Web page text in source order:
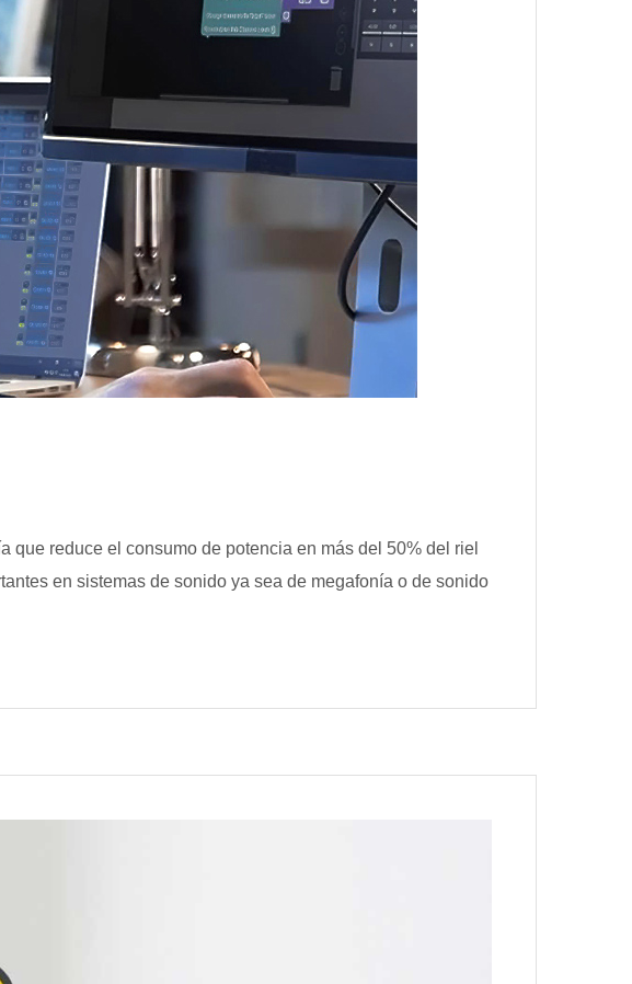
reduce el consumo de potencia en más del 50% del riel
en sistemas de sonido ya sea de megafonía o de sonido